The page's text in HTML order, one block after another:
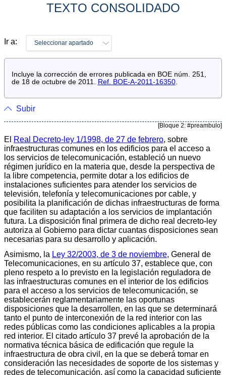
TEXTO CONSOLIDADO
Ir a: Seleccionar apartado
Incluye la corrección de errores publicada en BOE núm. 251,
de 18 de octubre de 2011.
Ref. BOE-A-2011-16350.
Subir
[Bloque 2: #preambulo]
El Real Decreto-ley 1/1998, de 27 de febrero, sobre
infraestructuras comunes en los edificios para el acceso a
los servicios de telecomunicación, estableció un nuevo
régimen jurídico en la materia que, desde la perspectiva de
la libre competencia, permite dotar a los edificios de
instalaciones suficientes para atender los servicios de
televisión, telefonía y telecomunicaciones por cable, y
posibilita la planificación de dichas infraestructuras de forma
que faciliten su adaptación a los servicios de implantación
futura. La disposición final primera de dicho real decreto-ley
autoriza al Gobierno para dictar cuantas disposiciones sean
necesarias para su desarrollo y aplicación.
Asimismo, la Ley 32/2003, de 3 de noviembre, General de
Telecomunicaciones, en su artículo 37, establece que, con
pleno respeto a lo previsto en la legislación reguladora de
las infraestructuras comunes en el interior de los edificios
para el acceso a los servicios de telecomunicación, se
establecerán reglamentariamente las oportunas
disposiciones que la desarrollen, en las que se determinará
tanto el punto de interconexión de la red interior con las
redes públicas como las condiciones aplicables a la propia
red interior. El citado artículo 37 prevé la aprobación de la
normativa técnica básica de edificación que regule la
infraestructura de obra civil, en la que se deberá tomar en
consideración las necesidades de soporte de los sistemas y
redes de telecomunicación, así como la capacidad suficiente